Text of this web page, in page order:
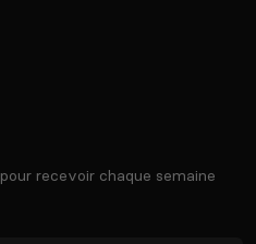
recevoir chaque semaine